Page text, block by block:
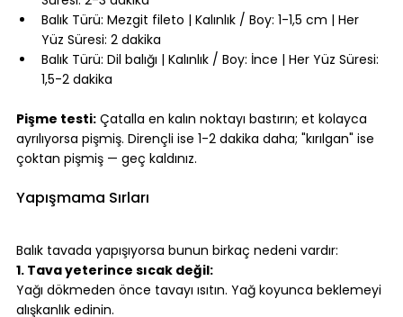
Balık Türü: Mezgit fileto | Kalınlık / Boy: 1-1,5 cm | Her
Yüz Süresi: 2 dakika
Balık Türü: Dil balığı | Kalınlık / Boy: İnce | Her Yüz Süresi:
1,5-2 dakika
Pişme testi: Çatalla en kalın noktayı bastırın; et kolayca
ayrılıyorsa pişmiş. Dirençli ise 1-2 dakika daha; "kırılgan" ise
çoktan pişmiş — geç kaldınız.
Yapışmama Sırları
Balık tavada yapışıyorsa bunun birkaç nedeni vardır:
1. Tava yeterince sıcak değil:
Yağı dökmeden önce tavayı ısıtın. Yağ koyunca beklemeyi
alışkanlık edinin.